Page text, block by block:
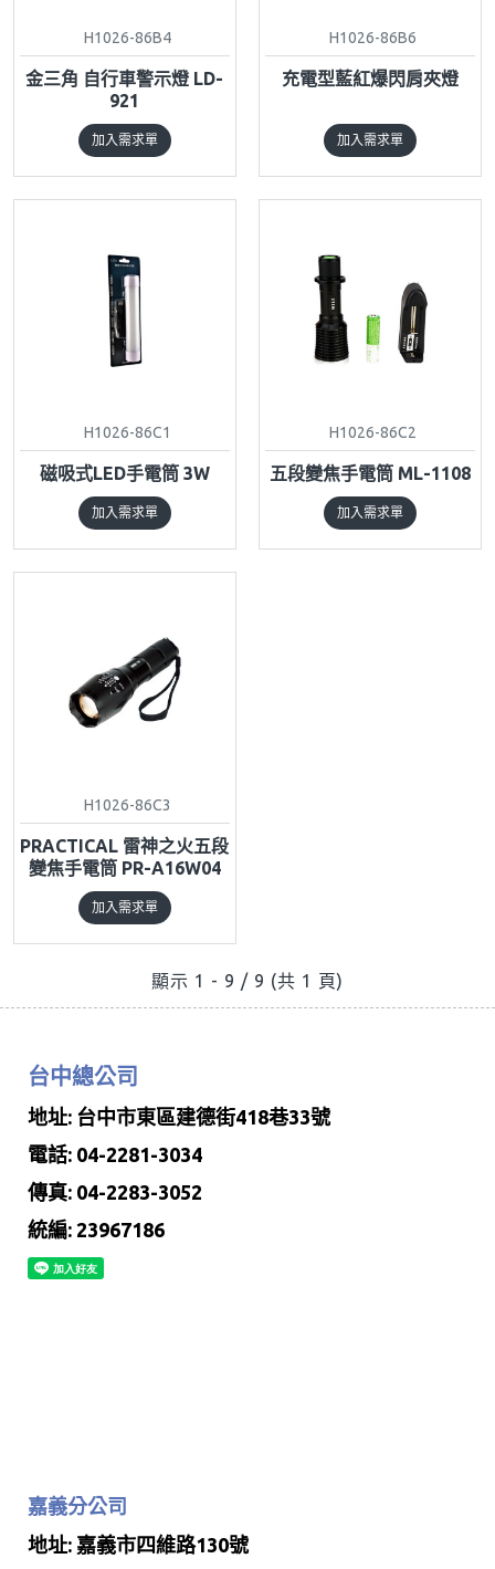
H1026-86B4
金三角 自行車警示燈 LD-
921
加入需求單
H1026-86B6
充電型藍紅爆閃肩夾燈
加入需求單
H1026-86C1
磁吸式LED手電筒 3W
加入需求單
H1026-86C2
五段變焦手電筒 ML-1108
加入需求單
H1026-86C3
PRACTICAL 雷神之火五段
變焦手電筒 PR-A16W04
加入需求單
顯示 1 - 9 / 9 (共 1 頁)
台中總公司
地址: 台中市東區建德街418巷33號
電話: 04-2281-3034
傳真: 04-2283-3052
統編: 23967186
嘉義分公司
地址: 嘉義市四維路130號